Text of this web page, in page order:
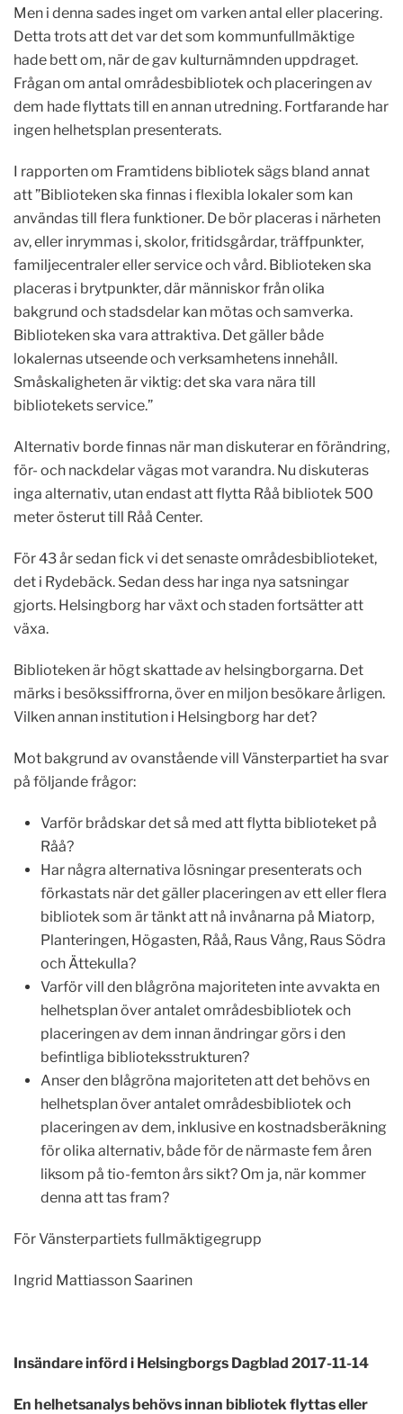
Men i denna sades inget om varken antal eller placering.
Detta trots att det var det som kommunfullmäktige
hade bett om, när de gav kulturnämnden uppdraget.
Frågan om antal områdesbibliotek och placeringen av
dem hade flyttats till en annan utredning. Fortfarande har
ingen helhetsplan presenterats.
I rapporten om Framtidens bibliotek sägs bland annat
att ”Biblioteken ska finnas i flexibla lokaler som kan
användas till flera funktioner. De bör placeras i närheten
av, eller inrymmas i, skolor, fritidsgårdar, träffpunkter,
familjecentraler eller service och vård. Biblioteken ska
placeras i brytpunkter, där människor från olika
bakgrund och stadsdelar kan mötas och samverka.
Biblioteken ska vara attraktiva. Det gäller både
lokalernas utseende och verksamhetens innehåll.
Småskaligheten är viktig: det ska vara nära till
bibliotekets service.”
Alternativ borde finnas när man diskuterar en förändring,
för- och nackdelar vägas mot varandra. Nu diskuteras
inga alternativ, utan endast att flytta Råå bibliotek 500
meter österut till Råå Center.
För 43 år sedan fick vi det senaste områdesbiblioteket,
det i Rydebäck. Sedan dess har inga nya satsningar
gjorts. Helsingborg har växt och staden fortsätter att
växa.
Biblioteken är högt skattade av helsingborgarna. Det
märks i besökssiffrorna, över en miljon besökare årligen.
Vilken annan institution i Helsingborg har det?
Mot bakgrund av ovanstående vill Vänsterpartiet ha svar
på följande frågor:
Varför brådskar det så med att flytta biblioteket på
Råå?
Har några alternativa lösningar presenterats och
förkastats när det gäller placeringen av ett eller flera
bibliotek som är tänkt att nå invånarna på Miatorp,
Planteringen, Högasten, Råå, Raus Vång, Raus Södra
och Ättekulla?
Varför vill den blågröna majoriteten inte avvakta en
helhetsplan över antalet områdesbibliotek och
placeringen av dem innan ändringar görs i den
befintliga biblioteksstrukturen?
Anser den blågröna majoriteten att det behövs en
helhetsplan över antalet områdesbibliotek och
placeringen av dem, inklusive en kostnadsberäkning
för olika alternativ, både för de närmaste fem åren
liksom på tio-femton års sikt? Om ja, när kommer
denna att tas fram?
För Vänsterpartiets fullmäktigegrupp
Ingrid Mattiasson Saarinen
Insändare införd i Helsingborgs Dagblad 2017-11-14
En helhetsanalys behövs innan bibliotek flyttas eller